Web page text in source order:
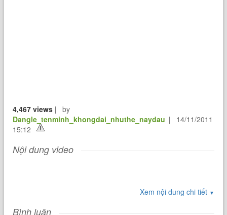
4,467 views |
by
Dangle_tenminh_khongdai_nhuthe_naydau |
14/11/2011
15:12
Nội dung video
Xem nội dung chi tiết ▼
Bình luận